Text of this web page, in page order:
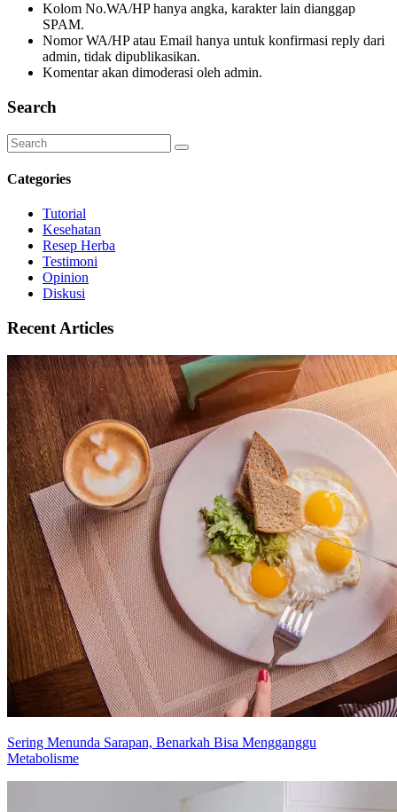
Kolom No.WA/HP hanya angka, karakter lain dianggap
SPAM.
Nomor WA/HP atau Email hanya untuk konfirmasi reply dari
admin, tidak dipublikasikan.
Komentar akan dimoderasi oleh admin.
Search
Categories
Tutorial
Kesehatan
Resep Herba
Testimoni
Opinion
Diskusi
Recent Articles
Sering Menunda Sarapan, Benarkah Bisa Mengganggu
Metabolisme